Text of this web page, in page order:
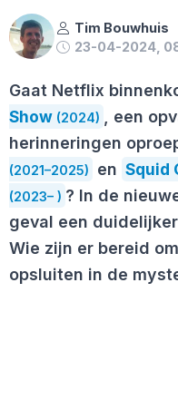
Tim Bouwhuis
23-04-2024,
Gaat Netflix
Show (2024) , een
herinneringen
(2021–2025) en Squid
(2023– ) ? In de
geval een
Wie zijn er bereid
opsluiten in de